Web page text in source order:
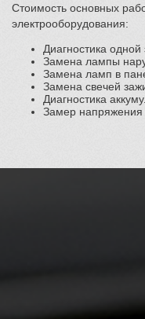
Стоимость основных
электрооборудования:
Диагностика одной
Замена лампы
Замена ламп в
Замена свечей
Диагностика
Замер напряжения